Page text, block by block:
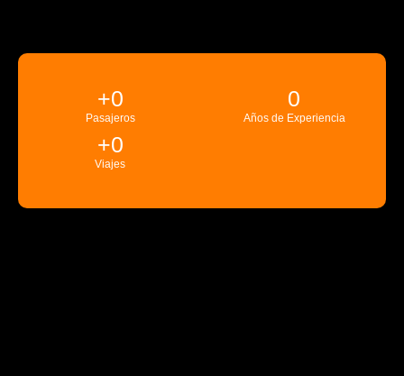
Pasajeros
+0
Años de Experiencia
0
Viajes
+0